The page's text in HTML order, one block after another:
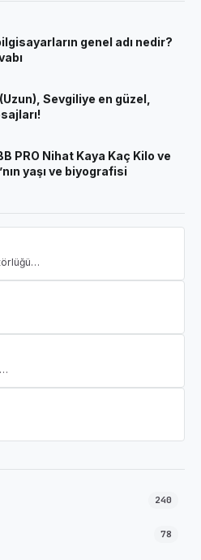
genel adı nedir?
Sevgiliye en güzel,
PRO Nihat Kaya Kaç Kilo ve
yaşı ve biyografisi
240
78